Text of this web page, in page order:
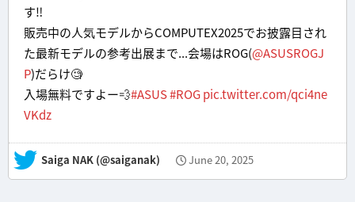
す‼️
販売中の人気モデルからCOMPUTEX2025でお披露目され
た最新モデルの参考出展まで...会場はROG(@ASUSROGJ
P)だらけ🧐
入場無料ですよー💨#ASUS#ROGpic.twitter.com/qci4ne
VKdz
— Saiga NAK (@saiganak) June 20, 2025